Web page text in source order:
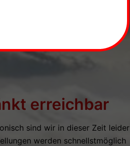
Sie hier:
erreichbar
sind wir in dieser Zeit leider
werden schnellstmöglich